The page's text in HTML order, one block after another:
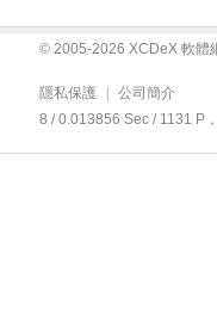
© 2005-2026 XCDeX 軟體
隱私保護
公司簡介
8 / 0.013856 Sec / 1131 P